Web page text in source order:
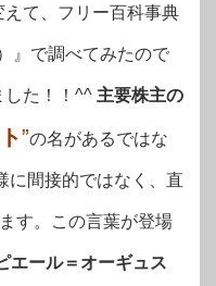
て、フリー百科事典
』で調べてみたので
した！！^^ 主要株主の
”の名があるではな
に間接的ではなく、直
す。この言葉が登場
エール＝オーギュス